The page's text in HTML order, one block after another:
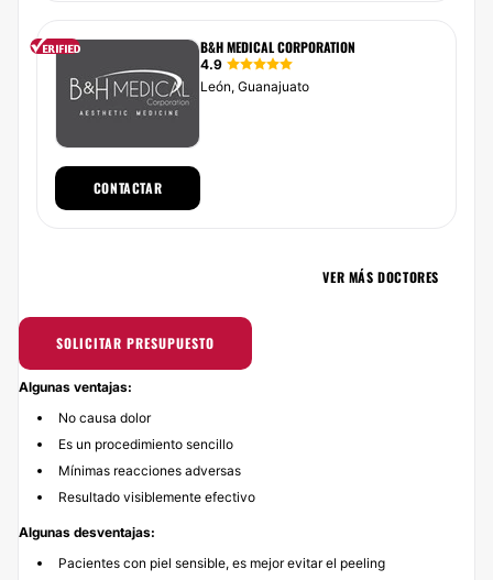
B&H MEDICAL CORPORATION
4.9
León, Guanajuato
CONTACTAR
VER MÁS DOCTORES
SOLICITAR PRESUPUESTO
Algunas ventajas:
No causa dolor
Es un procedimiento sencillo
Mínimas reacciones adversas
Resultado visiblemente efectivo
Algunas desventajas:
Pacientes con piel sensible, es mejor evitar el peeling